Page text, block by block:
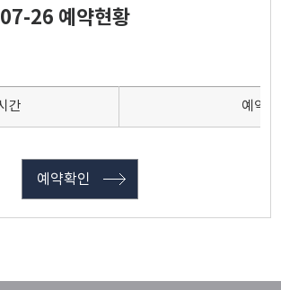
26 예약현황
간 예약
예약확인